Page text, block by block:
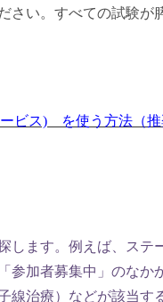
さい。すべての試験が
ビス) を使う方法（推
ます。例えば、ステ
参加者募集中」のなか
線治療）などが該当す